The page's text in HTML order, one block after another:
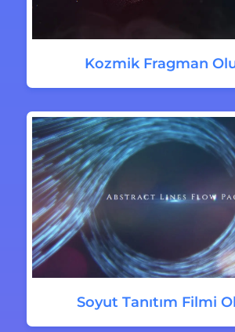
Kozmik Fragman
Soyut Tanıtım Filmi